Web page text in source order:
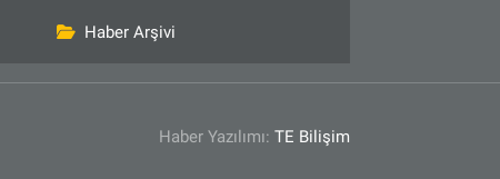
Haber Arşivi
Haber Yazılımı:TE Bilişim